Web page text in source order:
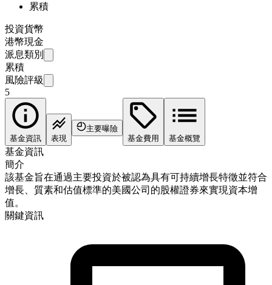
累積
投資貨幣
港幣現金
派息類別
累積
風險評級
5
基金資訊 表現
主要曝險
基金費用
基金概覽
基金資訊
簡介
該基金旨在通過主要投資於被認為具有可持續增長特徵並符合
增長、質素和估值標準的美國公司的股權證券來實現資本增
值。
關鍵資訊